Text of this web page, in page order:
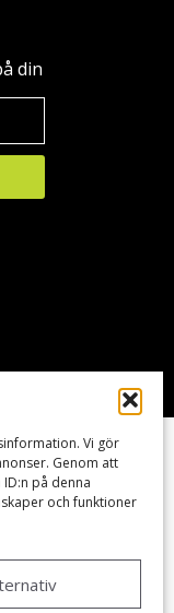
Vi gör
Genom att
på denna
och funktioner
din